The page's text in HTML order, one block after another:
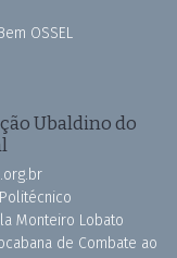
OSSEL
Ubaldino do
Monteiro Lobato
de Combate ao